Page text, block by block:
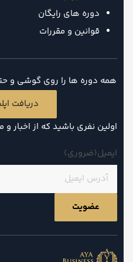
دوره های رایگان
قوانین و مقررات
همه دوره ها را روی گوشی و
دریافت
اولین نفری باشید که از اخبار
ایمیل(ضروری)